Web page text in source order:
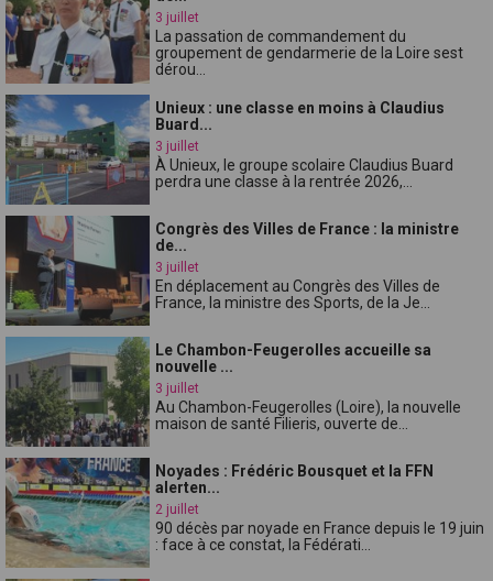
3 juillet
La passation de commandement du
groupement de gendarmerie de la Loire sest
dérou...
Unieux : une classe en moins à Claudius
Buard...
3 juillet
À Unieux, le groupe scolaire Claudius Buard
perdra une classe à la rentrée 2026,...
Congrès des Villes de France : la ministre
de...
3 juillet
En déplacement au Congrès des Villes de
France, la ministre des Sports, de la Je...
Le Chambon-Feugerolles accueille sa
nouvelle ...
3 juillet
Au Chambon-Feugerolles (Loire), la nouvelle
maison de santé Filieris, ouverte de...
Noyades : Frédéric Bousquet et la FFN
alerten...
2 juillet
90 décès par noyade en France depuis le 19 juin
: face à ce constat, la Fédérati...